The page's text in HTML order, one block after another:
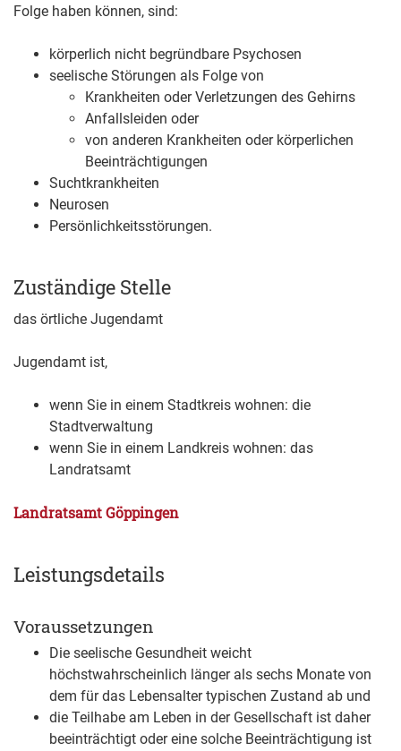
Folge haben können, sind:
körperlich nicht begründbare Psychosen
seelische Störungen als Folge von
Krankheiten oder Verletzungen des Gehirns
Anfallsleiden oder
von anderen Krankheiten oder körperlichen
Beeinträchtigungen
Suchtkrankheiten
Neurosen
Persönlichkeitsstörungen.
Zuständige Stelle
das örtliche Jugendamt
Jugendamt ist,
wenn Sie in einem Stadtkreis wohnen: die
Stadtverwaltung
wenn Sie in einem Landkreis wohnen: das
Landratsamt
Landratsamt Göppingen
Leistungsdetails
Voraussetzungen
Die seelische Gesundheit weicht
höchstwahrscheinlich länger als sechs Monate von
dem für das Lebensalter typischen Zustand ab und
die Teilhabe am Leben in der Gesellschaft ist daher
beeinträchtigt oder eine solche Beeinträchtigung ist